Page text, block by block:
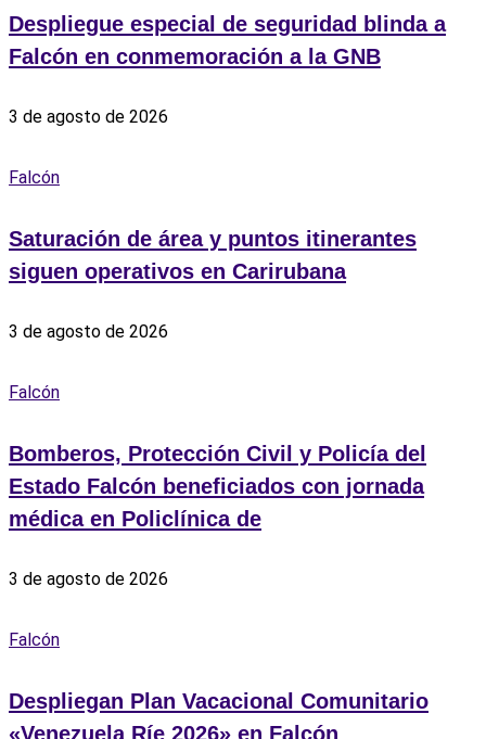
Despliegue especial de seguridad blinda a
Falcón en conmemoración a la GNB
3 de agosto de 2026
Falcón
Saturación de área y puntos itinerantes
siguen operativos en Carirubana
3 de agosto de 2026
Falcón
Bomberos, Protección Civil y Policía del
Estado Falcón beneficiados con jornada
médica en Policlínica de
3 de agosto de 2026
Falcón
Despliegan Plan Vacacional Comunitario
«Venezuela Ríe 2026» en Falcón